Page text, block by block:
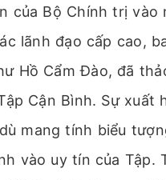
của Bộ Chính trị vào
lãnh đạo cấp cao,
Hồ Cẩm Đào, đã
Cận Bình. Sự xuất
mang tính biểu
vào uy tín của Tập.